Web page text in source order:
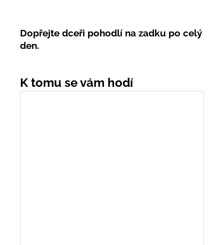
Dopřejte dceři pohodlí na zadku po celý
den.